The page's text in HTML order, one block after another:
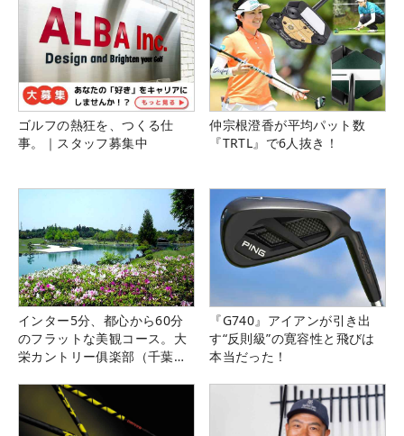
ゴルフの熱狂を、つくる仕
事。｜スタッフ募集中
仲宗根澄香が平均パット数
『TRTL』で6人抜き！
インター5分、都心から60分
のフラットな美観コース。大
栄カントリー俱楽部（千葉
『G740』アイアンが引き出
す“反則級”の寛容性と飛びは
本当だった！